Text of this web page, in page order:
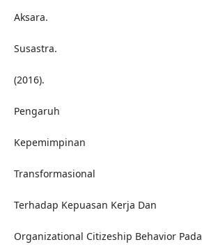
Aksara.
Susastra.
(2016).
Pengaruh
Kepemimpinan
Transformasional
Terhadap Kepuasan Kerja Dan
Organizational Citizeship Behavior Pada